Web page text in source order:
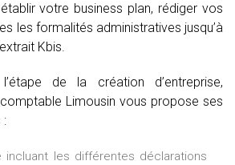
votre business plan, rédiger vos
les formalités administratives jusqu’à
Kbis.
de la création d’entreprise,
Limousin vous propose ses
:
incluant les différentes déclarations